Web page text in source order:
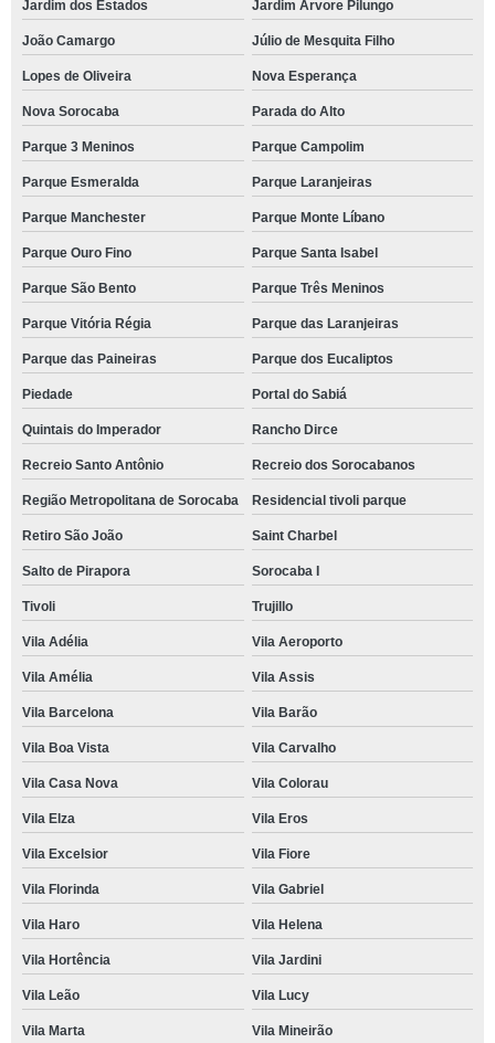
Jardim dos Estados Jardim Árvore Pilungo
João Camargo Júlio de Mesquita Filho
Lopes de Oliveira Nova Esperança
Nova Sorocaba Parada do Alto
Parque 3 Meninos Parque Campolim
Parque Esmeralda Parque Laranjeiras
Parque Manchester Parque Monte Líbano
Parque Ouro Fino Parque Santa Isabel
Parque São Bento Parque Três Meninos
Parque Vitória Régia Parque das Laranjeiras
Parque das Paineiras Parque dos Eucaliptos
Piedade Portal do Sabiá
Quintais do Imperador Rancho Dirce
Recreio Santo Antônio Recreio dos Sorocabanos
Região Metropolitana de Sorocaba Residencial tivoli parque
Retiro São João Saint Charbel
Salto de Pirapora Sorocaba I
Tivoli Trujillo
Vila Adélia Vila Aeroporto
Vila Amélia Vila Assis
Vila Barcelona Vila Barão
Vila Boa Vista Vila Carvalho
Vila Casa Nova Vila Colorau
Vila Elza Vila Eros
Vila Excelsior Vila Fiore
Vila Florinda Vila Gabriel
Vila Haro Vila Helena
Vila Hortência Vila Jardini
Vila Leão Vila Lucy
Vila Marta Vila Mineirão